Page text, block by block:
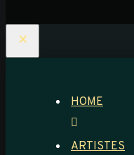
×
HOME
ARTISTES